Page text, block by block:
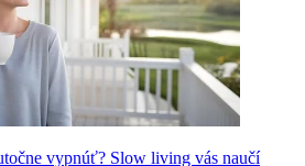
vypnúť? Slow living vás naučí